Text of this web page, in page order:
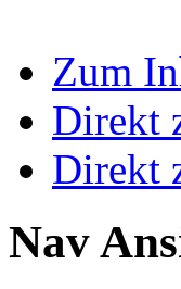
Zum
Direkt
Direkt
Nav